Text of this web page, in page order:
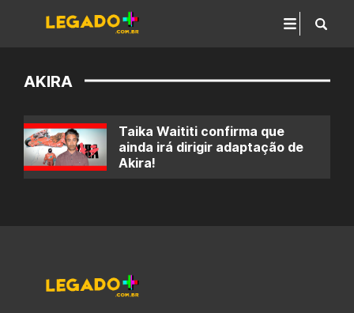
AKIRA
Taika Waititi confirma que
ainda irá dirigir adaptação de
Akira!